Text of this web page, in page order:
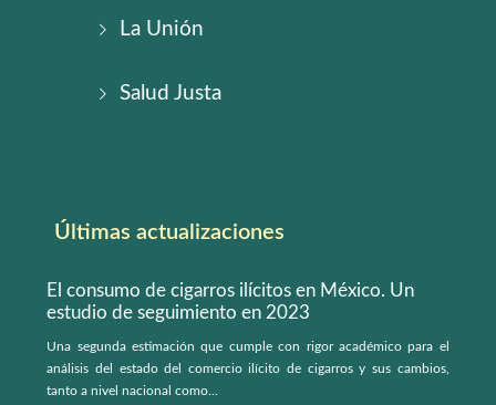
La Unión
Salud Justa
Últimas actualizaciones
El consumo de cigarros ilícitos en México. Un
estudio de seguimiento en 2023
Una segunda estimación que cumple con rigor académico para el
análisis del estado del comercio ilícito de cigarros y sus cambios,
tanto a nivel nacional como...